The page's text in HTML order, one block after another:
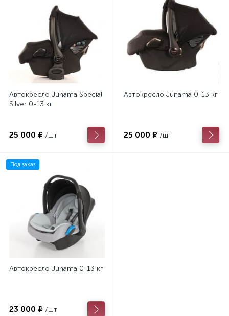
Автокресло Junama Special
Silver 0-13 кг
25 000 ₽ /шт
Автокресло Junama 0-13 кг
25 000 ₽ /шт
Под заказ
Автокресло Junama 0-13 кг
23 000 ₽ /шт